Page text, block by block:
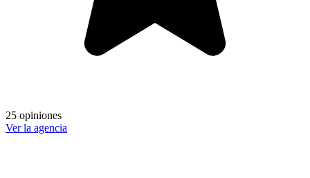
25 opiniones
Ver la agencia